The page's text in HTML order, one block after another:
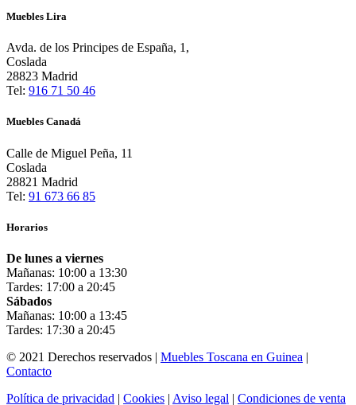
Muebles Lira
Avda. de los Principes de España, 1,
Coslada
28823 Madrid
Tel: 916 71 50 46
Muebles Canadá
Calle de Miguel Peña, 11
Coslada
28821 Madrid
Tel: 91 673 66 85
Horarios
De lunes a viernes
Mañanas: 10:00 a 13:30
Tardes: 17:00 a 20:45
Sábados
Mañanas: 10:00 a 13:45
Tardes: 17:30 a 20:45
© 2021 Derechos reservados | Muebles Toscana en Guinea |
Contacto
Política de privacidad | Cookies | Aviso legal | Condiciones de venta